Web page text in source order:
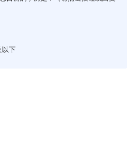
进行试卷复查后，复核结果将
管理系统通知考生，对复查后
另行通知考生（按当次报考时
）；考生也可向受理申请的地